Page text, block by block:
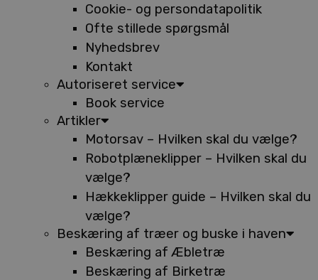
Cookie- og persondatapolitik
Ofte stillede spørgsmål
Nyhedsbrev
Kontakt
Autoriseret service
Book service
Artikler
Motorsav – Hvilken skal du vælge?
Robotplæneklipper – Hvilken skal du
vælge?
Hækkeklipper guide – Hvilken skal du
vælge?
Beskæring af træer og buske i haven
Beskæring af Æbletræ
Beskæring af Birketræ